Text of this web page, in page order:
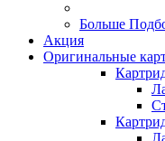
Больше
Акция
Оригинальные